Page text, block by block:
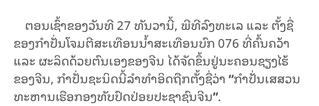
ຕອນເຊົ້າຂອງວັນທີ 27 ທັນວານີ້, ພີ​ທີ​ລົງ​ທະ​ເລ ແລະ ຕັ້ງ​ຊື່​
ຂອງ​ກຳ​ປັ່ນໂຈມຕີສະເທືອນນ້ຳສະເທືອນບົກ076 ທີ່​ຄົ້ນ​ຄວ້າ
ແລະ ຜະ​ລິດ​ດ້ວຍ​ຕົນ​ເອງ​ຂອງ​ຈີນ ໄດ້​ຈັດ​ຂຶ້ນ​ຢູ່​ນະ​ຄອນ​ຊຽງ​ໄຮ້
ຂອງ​ຈີນ, ກຳ​ປັ່ນຊະນິດນີ້ລຳທຳອິດ​​ຖືກ​ຕັ້ງ​ຊື່​ວ່າ“​ກຳ​ປັ່ນ​ເສ​ສວນ​
ທະ​ຫານ​ເຮືອກອງ​ທັບ​ປົດ​ປ່ອຍ​ປະ​ຊາ​ຊົນ​ຈີນ”.